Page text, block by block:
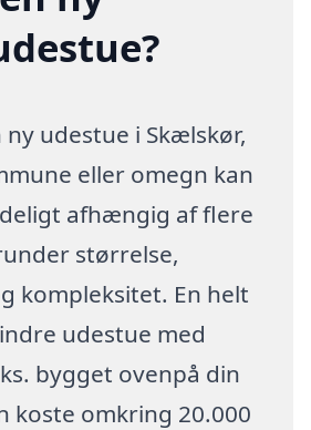
ny udestue i Skælskør,
eller omegn kan
afhængig af flere
størrelse,
kompleksitet. En helt
udestue med
bygget ovenpå din
koste omkring 20.000